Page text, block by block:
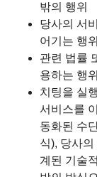
밖의 행위
당사의 서
어기는 행위
관련 법률
용하는 행위
치팅을 실
서비스를
동화된 수
식), 당사
계된 기술